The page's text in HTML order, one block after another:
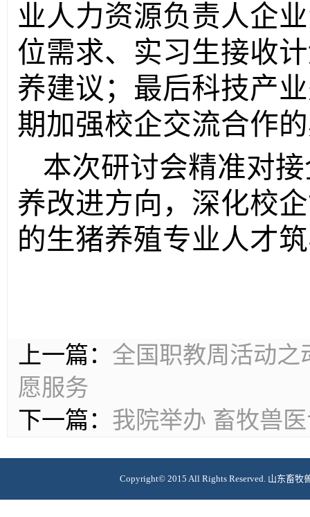
业人力资源负责人企
位需求、实习生接收
养建议；最后科技产
期加强校企交流合作
本次研讨会精准对
养改进方向，深化校
的生猪养殖专业人才
上一篇： 全国职教周活动之
愿服务
下一篇： 我院举办 畜牧兽
Copyright© 2015 All Rights Reserved. 山东畜